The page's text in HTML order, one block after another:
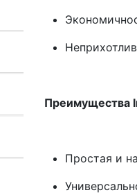
Преимущества
Простая и